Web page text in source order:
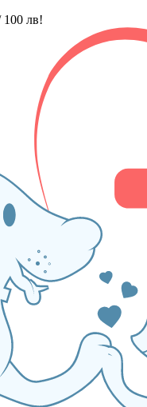
100 лв!